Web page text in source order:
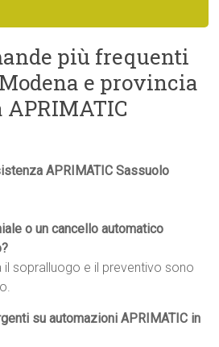
più frequenti
e provincia
APRIMATIC
o un cancello automatico
il sopralluogo e il preventivo sono
su automazioni APRIMATIC in